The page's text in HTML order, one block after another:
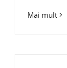
Mai mult